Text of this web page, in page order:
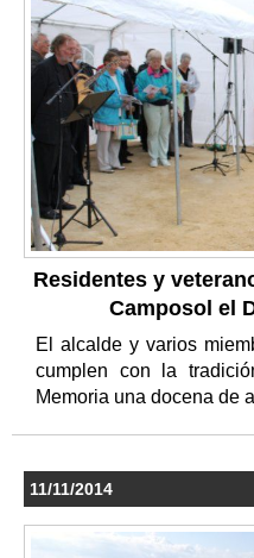
Residentes y
Camposol el
El alcalde y varios
cumplen con la
Memoria una docena de
11/11/2014